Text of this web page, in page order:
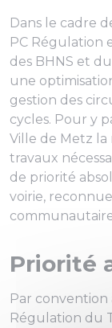
Dans le cadre
PC Régulation
des BHNS et
une
gestion des
cycles. Pour y
Ville de Metz la
travaux
de priorité
voirie,
Priorité
Par convention
Régulation du